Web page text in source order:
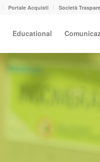
Portale Acquisti Società
Educational